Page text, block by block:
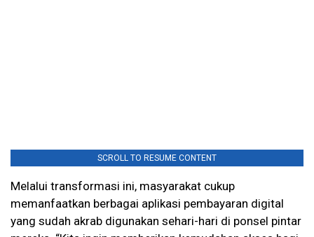
SCROLL TO RESUME CONTENT
Melalui transformasi ini, masyarakat cukup
memanfaatkan berbagai aplikasi pembayaran digital
yang sudah akrab digunakan sehari-hari di ponsel pintar